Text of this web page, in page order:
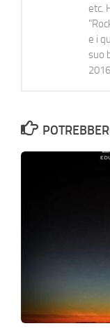
etc.
e i
suo